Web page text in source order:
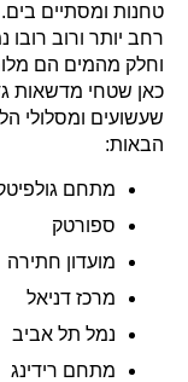
טחנות ומסתיים
רחב יותר ורוב
וחלק מהמים הם
כאן שטחי מדשאות
שעשועים ומסלולי
הבאות:
מתחם
ספורטק
מועדון חתירה
מרכז דניאל
נמל תל אביב
מתחם רידינג